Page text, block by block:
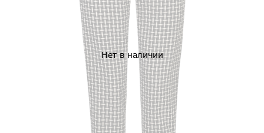
Нет в наличии